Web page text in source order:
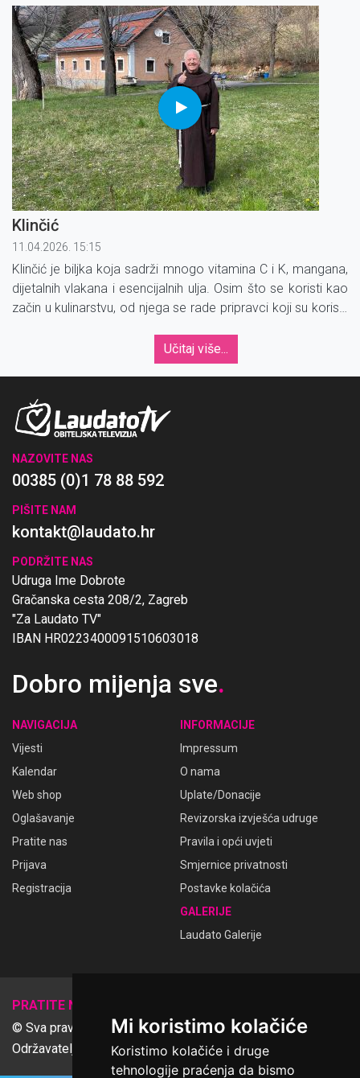
Mi koristimo kolačiće
Koristimo kolačiće i druge
tehnologije praćenja da bismo
ima protuupalna svojstva.
Klinčić
11.04.2026. 15:15
Klinčić je biljka koja sadrži mnogo vitamina C i K, mangana,
dijetalnih vlakana i esencijalnih ulja. Osim što se koristi kao
začin u kulinarstvu, od njega se rade pripravci koji su korisni
Učitaj više...
NAZOVITE NAS
00385 (0)1 78 88 592
PIŠITE NAM
kontakt@laudato.hr
PODRŽITE NAS
Udruga Ime Dobrote
Gračanska cesta 208/2, Zagreb
"Za Laudato TV"
IBAN HR0223400091510603018
Dobro mijenja sve.
NAVIGACIJA
Vijesti
Kalendar
Web shop
Oglašavanje
Pratite nas
Prijava
Registracija
INFORMACIJE
Impressum
O nama
Uplate/Donacije
Revizorska izvješća udruge
Pravila i opći uvjeti
Smjernice privatnosti
Postavke kolačića
GALERIJE
Laudato Galerije
PRATITE NAS
© Sva prava pridržana Udruga Ime dobrote
Održavatelj Netcom d.o.o., Riva 6, Rijeka